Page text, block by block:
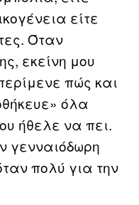
είτε
Όταν
εκείνη μου
πώς και
όλα
ήθελε να πει.
γενναιόδωρη
πολύ για την